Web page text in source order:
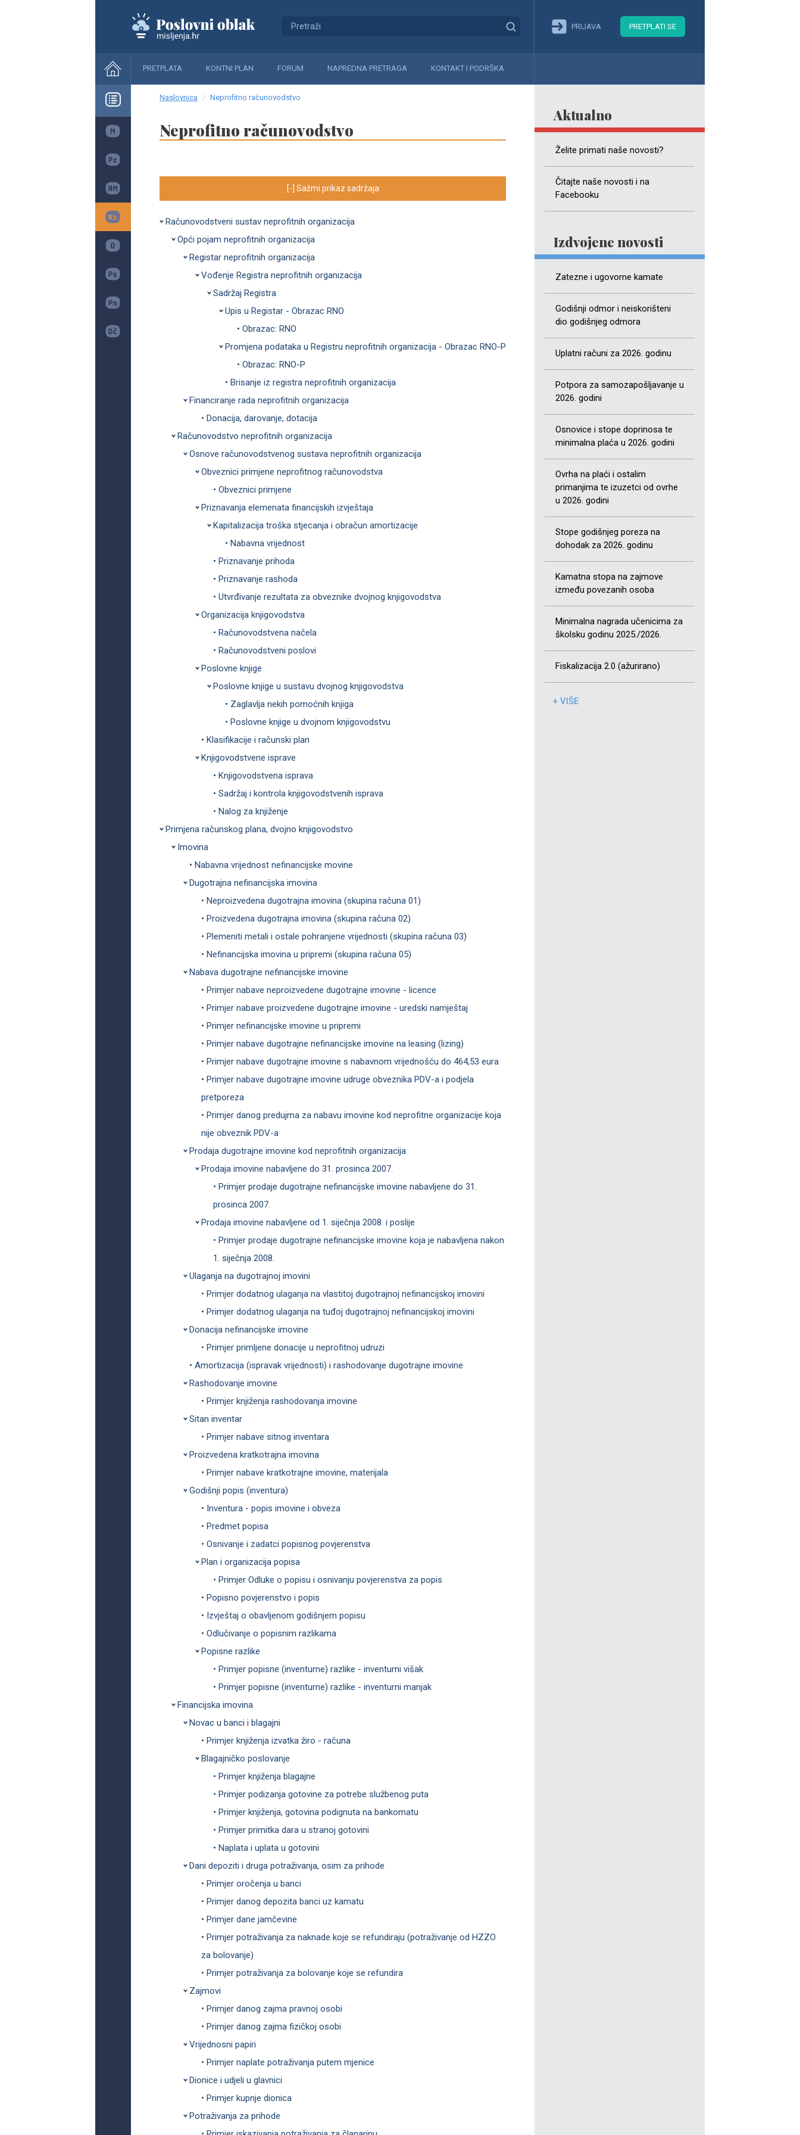
PRIJAVA PRETPLATI SE
PRETPLATA KONTNI PLAN FORUM NAPREDNA PRETRAGA KONTAKT I PODRŠKA
Aktualno
Želite primati naše novosti?
Čitajte naše novosti i na
Facebooku
Izdvojene novosti
Zatezne i ugovorne kamate
Godišnji odmor i neiskorišteni
dio godišnjeg odmora
Uplatni računi za 2026. godinu
Potpora za samozapošljavanje u
2026. godini
Osnovice i stope doprinosa te
minimalna plaća u 2026. godini
Ovrha na plaći i ostalim
primanjima te izuzetci od ovrhe
u 2026. godini
Stope godišnjeg poreza na
dohodak za 2026. godinu
Kamatna stopa na zajmove
između povezanih osoba
Minimalna nagrada učenicima za
školsku godinu 2025./2026.
Fiskalizacija 2.0 (ažurirano)
+ VIŠE
Naslovnica Neprofitno računovodstvo
Neprofitno računovodstvo
[-] Sažmi prikaz sadržaja
Računovodstveni sustav neprofitnih organizacija
Opći pojam neprofitnih organizacija
Registar neprofitnih organizacija
Vođenje Registra neprofitnih organizacija
Sadržaj Registra
Upis u Registar - Obrazac RNO
• Obrazac: RNO
Promjena podataka u Registru neprofitnih organizacija - Obrazac RNO-P
• Obrazac: RNO-P
• Brisanje iz registra neprofitnih organizacija
Financiranje rada neprofitnih organizacija
• Donacija, darovanje, dotacija
Računovodstvo neprofitnih organizacija
Osnove računovodstvenog sustava neprofitnih organizacija
Obveznici primjene neprofitnog računovodstva
• Obveznici primjene
Priznavanja elemenata financijskih izvještaja
Kapitalizacija troška stjecanja i obračun amortizacije
• Nabavna vrijednost
• Priznavanje prihoda
• Priznavanje rashoda
• Utvrđivanje rezultata za obveznike dvojnog knjigovodstva
Organizacija knjigovodstva
• Računovodstvena načela
• Računovodstveni poslovi
Poslovne knjige
Poslovne knjige u sustavu dvojnog knjigovodstva
• Zaglavlja nekih pomoćnih knjiga
• Poslovne knjige u dvojnom knjigovodstvu
• Klasifikacije i računski plan
Knjigovodstvene isprave
• Knjigovodstvena isprava
• Sadržaj i kontrola knjigovodstvenih isprava
• Nalog za knjiženje
Primjena računskog plana, dvojno knjigovodstvo
Imovina
• Nabavna vrijednost nefinancijske movine
Dugotrajna nefinancijska imovina
• Neproizvedena dugotrajna imovina (skupina računa 01)
• Proizvedena dugotrajna imovina (skupina računa 02)
• Plemeniti metali i ostale pohranjene vrijednosti (skupina računa 03)
• Nefinancijska imovina u pripremi (skupina računa 05)
Nabava dugotrajne nefinancijske imovine
• Primjer nabave neproizvedene dugotrajne imovine - licence
• Primjer nabave proizvedene dugotrajne imovine - uredski namještaj
• Primjer nefinancijske imovine u pripremi
• Primjer nabave dugotrajne nefinancijske imovine na leasing (lizing)
• Primjer nabave dugotrajne imovine s nabavnom vrijednošću do 464,53 eura
• Primjer nabave dugotrajne imovine udruge obveznika PDV-a i podjela
pretporeza
• Primjer danog predujma za nabavu imovine kod neprofitne organizacije koja
nije obveznik PDV-a
Prodaja dugotrajne imovine kod neprofitnih organizacija
Prodaja imovine nabavljene do 31. prosinca 2007.
• Primjer prodaje dugotrajne nefinancijske imovine nabavljene do 31.
prosinca 2007.
Prodaja imovine nabavljene od 1. siječnja 2008. i poslije
• Primjer prodaje dugotrajne nefinancijske imovine koja je nabavljena nakon
1. siječnja 2008.
Ulaganja na dugotrajnoj imovini
• Primjer dodatnog ulaganja na vlastitoj dugotrajnoj nefinancijskoj imovini
• Primjer dodatnog ulaganja na tuđoj dugotrajnoj nefinancijskoj imovini
Donacija nefinancijske imovine
• Primjer primljene donacije u neprofitnoj udruzi
• Amortizacija (ispravak vrijednosti) i rashodovanje dugotrajne imovine
Rashodovanje imovine
• Primjer knjiženja rashodovanja imovine
Sitan inventar
• Primjer nabave sitnog inventara
Proizvedena kratkotrajna imovina
• Primjer nabave kratkotrajne imovine, materijala
Godišnji popis (inventura)
• Inventura - popis imovine i obveza
• Predmet popisa
• Osnivanje i zadatci popisnog povjerenstva
Plan i organizacija popisa
• Primjer Odluke o popisu i osnivanju povjerenstva za popis
• Popisno povjerenstvo i popis
• Izvještaj o obavljenom godišnjem popisu
• Odlučivanje o popisnim razlikama
Popisne razlike
• Primjer popisne (inventurne) razlike - inventurni višak
• Primjer popisne (inventurne) razlike - inventurni manjak
Financijska imovina
Novac u banci i blagajni
• Primjer knjiženja izvatka žiro - računa
Blagajničko poslovanje
• Primjer knjiženja blagajne
• Primjer podizanja gotovine za potrebe službenog puta
• Primjer knjiženja, gotovina podignuta na bankomatu
• Primjer primitka dara u stranoj gotovini
• Naplata i uplata u gotovini
Dani depoziti i druga potraživanja, osim za prihode
• Primjer oročenja u banci
• Primjer danog depozita banci uz kamatu
• Primjer dane jamčevine
• Primjer potraživanja za naknade koje se refundiraju (potraživanje od HZZO
za bolovanje)
• Primjer potraživanja za bolovanje koje se refundira
Zajmovi
• Primjer danog zajma pravnoj osobi
• Primjer danog zajma fizičkoj osobi
Vrijednosni papiri
• Primjer naplate potraživanja putem mjenice
Dionice i udjeli u glavnici
• Primjer kupnje dionica
Potraživanja za prihode